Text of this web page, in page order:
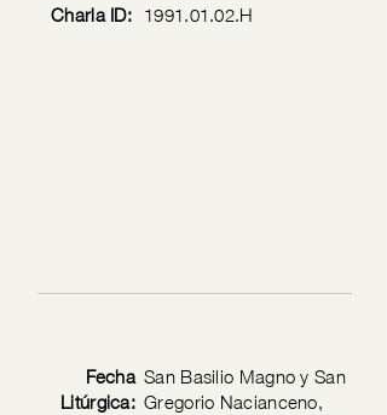
Charla ID: 1991.01.02.H
Fecha
Litúrgica:
San Basilio Magno y San
Gregorio Nacianceno,